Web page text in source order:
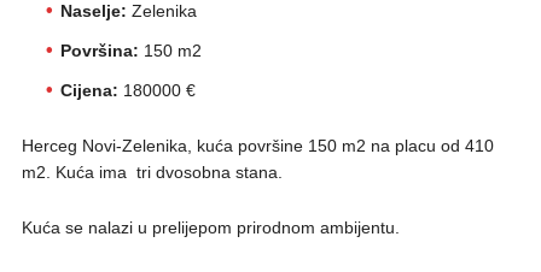
Naselje: Zelenika
Površina: 150 m2
Cijena: 180000 €
Herceg Novi-Zelenika, kuća površine 150 m2 na placu od 410
m2. Kuća ima tri dvosobna stana.
Kuća se nalazi u prelijepom prirodnom ambijentu.